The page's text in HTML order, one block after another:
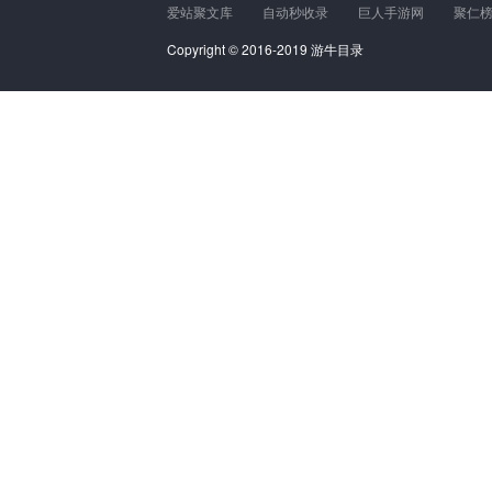
爱站聚文库 自动秒收录 巨人手游网 聚仁
Copyright © 2016-2019 游牛目录